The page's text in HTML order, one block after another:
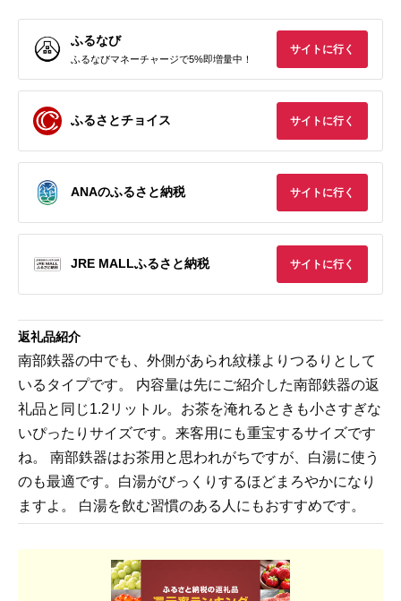
ふるなび
ふるなびマネーチャージで5%即増量中！
サイトに行く
ふるさとチョイス サイトに行く
ANAのふるさと納税 サイトに行く
JRE MALLふるさと納税 サイトに行く
返礼品紹介
南部鉄器の中でも、外側があられ紋様よりつるりとして
いるタイプです。 内容量は先にご紹介した南部鉄器の返
礼品と同じ1.2リットル。お茶を淹れるときも小さすぎな
いぴったりサイズです。来客用にも重宝するサイズです
ね。 南部鉄器はお茶用と思われがちですが、白湯に使う
のも最適です。白湯がびっくりするほどまろやかになり
ますよ。 白湯を飲む習慣のある人にもおすすめです。